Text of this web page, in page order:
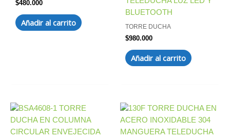
$480.000
Añadir al carrito
BLUETOOTH
TORRE DUCHA
$980.000
Añadir al carrito